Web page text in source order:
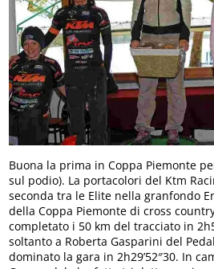
Buona la prima in Coppa Piemonte
sul podio). La portacolori del Ktm
seconda tra le Elite nella granfondo
della Coppa Piemonte di cross
completato i 50 km del tracciato in
soltanto a Roberta Gasparini del
dominato la gara in 2h29’52″30. In